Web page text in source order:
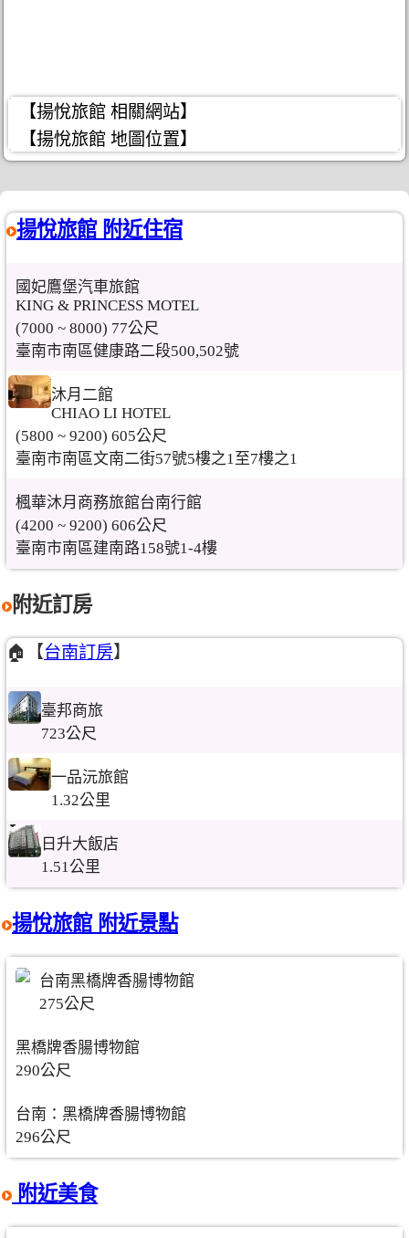
【揚悅旅館 相關網站】
【揚悅旅館 地圖位置】
揚悅旅館 附近住宿
國妃鷹堡汽車旅館
KING & PRINCESS MOTEL
(7000 ~ 8000) 77公尺
臺南市南區健康路二段500,502號
沐月二館
CHIAO LI HOTEL
(5800 ~ 9200) 605公尺
臺南市南區文南二街57號5樓之1至7樓之1
楓華沐月商務旅館台南行館
(4200 ~ 9200) 606公尺
臺南市南區建南路158號1-4樓
附近訂房
🏠【台南訂房】
臺邦商旅
723公尺
一品沅旅館
1.32公里
日升大飯店
1.51公里
揚悅旅館 附近景點
台南黑橋牌香腸博物館
275公尺
黑橋牌香腸博物館
290公尺
台南：黑橋牌香腸博物館
296公尺
附近美食